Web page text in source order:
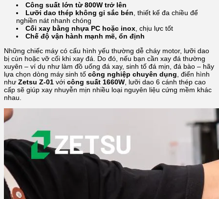
Công suất lớn từ 800W trở lên
Lưỡi dao thép không gỉ sắc bén , thiết kế đa chiều để
nghiền nát nhanh chóng
Cối xay bằng nhựa PC hoặc inox , chịu lực tốt
Chế độ vận hành mạnh mẽ, ổn định
Những chiếc máy có cấu hình yếu thường dễ cháy motor, lưỡi dao
bị cùn hoặc vỡ cối khi xay đá. Do đó, nếu bạn cần xay đá thường
xuyên – ví dụ như làm đồ uống đá xay, sinh tố đá mịn, đá bào – hãy
lựa chọn dòng máy sinh tố công nghiệp chuyên dụng , điển hình
như Zetsu Z-01 với công suất 1660W , lưỡi dao 6 cánh thép cao
cấp sẽ giúp xay nhuyễn mịn nhiều loại nguyên liệu cứng mềm khác
nhau.